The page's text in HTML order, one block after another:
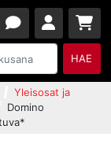
HAE
Yleisosat ja
Domino